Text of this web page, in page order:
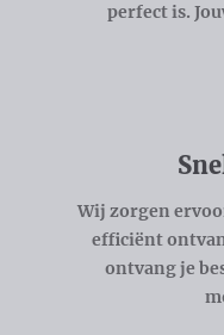
perfect is.
Wij zorgen
efficiënt
ontvang je